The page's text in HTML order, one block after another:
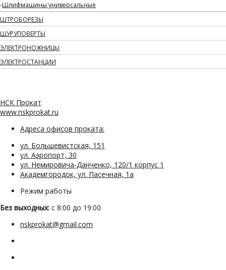
Шлифмашины универсальные
ШТРОБОРЕЗЫ
ШУРУПОВЕРТЫ
ЭЛЕКТРОНОЖНИЦЫ
ЭЛЕКТРОСТАНЦИИ
НСК Прокат
www.nskprokat.ru
Адреса офисов проката:
ул. Большевистская, 151
ул. Аэропорт, 30
ул. Немировича-Данченко, 120/1 корпус 1
Академгородок, ул. Пасечная, 1а
Режим работы
Без выходных: с 8:00 до 19:00
nskprokat@gmail.com